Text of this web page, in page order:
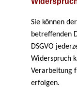
Sie können
betreffenden
DSGVO
Widerspruch
Verarbeitung
erfolgen.